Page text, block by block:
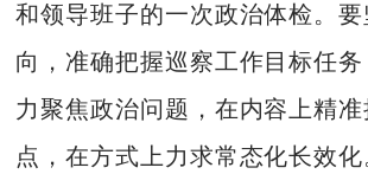
和领导班子的一次政治体检。
向，准确把握巡察工作目标任
力聚焦政治问题，在内容上精
点，在方式上力求常态化长效